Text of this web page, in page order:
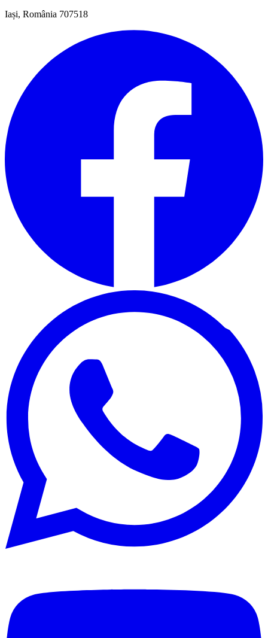
Iași, România 707518